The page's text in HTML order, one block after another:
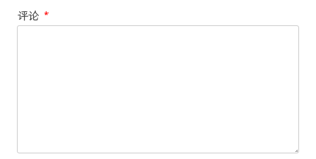
评论 *